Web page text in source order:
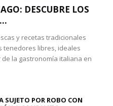
DESCUBRE LOS
y recetas tradicionales
tenedores libres, ideales
la gastronomía italiana en
SUJETO POR ROBO CON